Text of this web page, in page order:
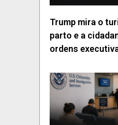
Trump mira o
parto e a
ordens